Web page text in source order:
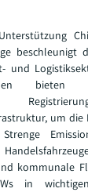
beschleunigt
und
bieten
um die
kommunale
in